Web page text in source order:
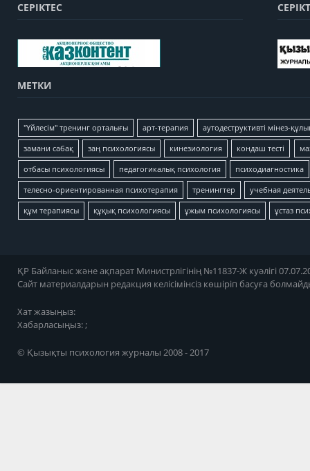
СЕРІКТЕС
МЕТКИ
"Үйлесім" тренинг орталығы арт-терапия аутодеструктивті мінез-
замани сабақ заң психологиясы кинезиология кондаш тесті
отбасы психологиясы педагогикалық психология психодиагностика
телесно-ориентированная психотерапия тренингтер учебная
құм терапиясы құқық психологиясы ұжым психологиясы ұстаз
ҚР Байланыс және ақпарат Министрлігінің №11837-Ж куәлігі
Сайт материалдарын редакция келісімінсіз көшіріп басуға
Хат жазыңыз:
Хабарласыңыз: ;
© Қызықты психология журналы 2008 - 2017